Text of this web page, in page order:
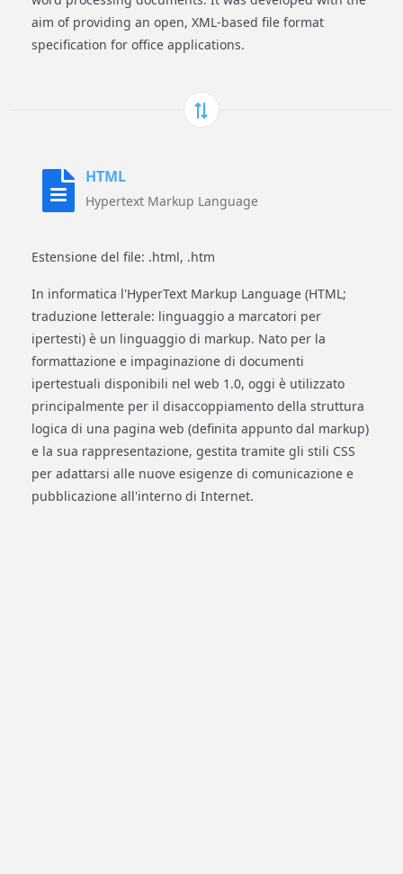
aim of providing an open, XML-based file format
specification for office applications.
HTML
Hypertext Markup Language
Estensione del file: .html, .htm
In informatica l'HyperText Markup Language (HTML;
traduzione letterale: linguaggio a marcatori per
ipertesti) è un linguaggio di markup. Nato per la
formattazione e impaginazione di documenti
ipertestuali disponibili nel web 1.0, oggi è utilizzato
principalmente per il disaccoppiamento della struttura
logica di una pagina web (definita appunto dal markup)
e la sua rappresentazione, gestita tramite gli stili CSS
per adattarsi alle nuove esigenze di comunicazione e
pubblicazione all'interno di Internet.